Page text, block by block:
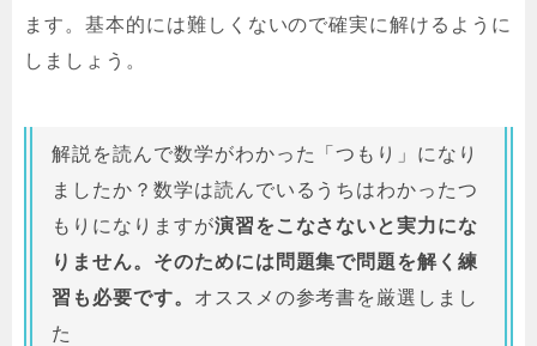
ます。基本的には難しくないので確実に解けるように
しましょう。
解説を読んで数学がわかった「つもり」になり
ましたか？数学は読んでいるうちはわかったつ
もりになりますが演習をこなさないと実力にな
りません。そのためには問題集で問題を解く練
習も必要です。 オススメの参考書を厳選しまし
た